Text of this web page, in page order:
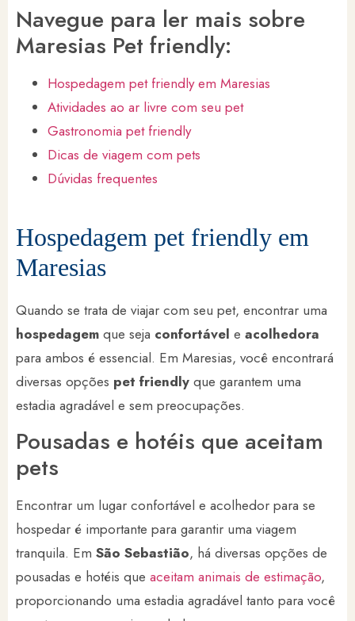
Navegue para ler mais sobre
Maresias Pet friendly:
Hospedagem pet friendly em Maresias
Atividades ao ar livre com seu pet
Gastronomia pet friendly
Dicas de viagem com pets
Dúvidas frequentes
Hospedagem pet friendly em
Maresias
Quando se trata de viajar com seu pet, encontrar uma
hospedagem que seja confortável e acolhedora
para ambos é essencial. Em Maresias, você encontrará
diversas opções pet friendly que garantem uma
estadia agradável e sem preocupações.
Pousadas e hotéis que aceitam
pets
Encontrar um lugar confortável e acolhedor para se
hospedar é importante para garantir uma viagem
tranquila. Em São Sebastião, há diversas opções de
pousadas e hotéis que aceitam animais de estimação,
proporcionando uma estadia agradável tanto para você